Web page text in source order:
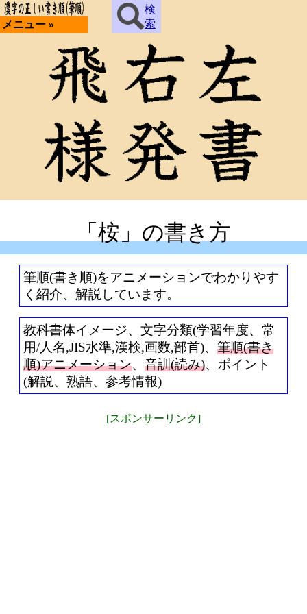
メニュー »
検
索
「桉」の書き方
筆順(書き順)をアニメーションでわかりやす
く紹介、解説しています。
教科書体イメージ、文字分類(学習年度、常
用/人名,JIS水準,漢検,画数,部首)、 筆順(書き
順)アニメーション、 音訓(読み)、ポイント
(解説、熟語、参考情報)
[スポンサーリンク]